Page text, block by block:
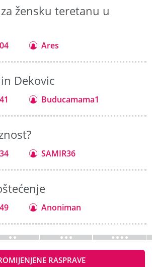
žensku teretanu u
Ares
Dekovic
Buducamama1
SAMIR36
Anoniman
RASPRAVE